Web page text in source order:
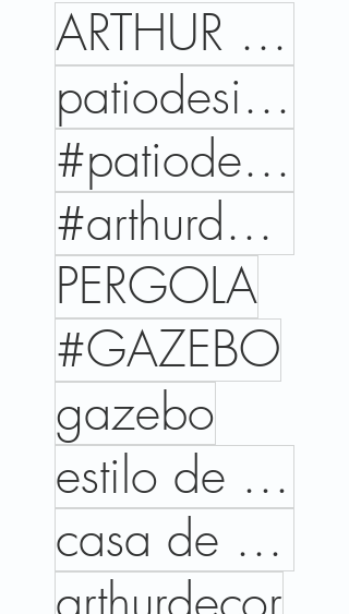
ARTHUR DECOR
patiodesign
#patiodesign
#arthurdecor
PERGOLA
#GAZEBO
gazebo
estilo de vida
casa de campo